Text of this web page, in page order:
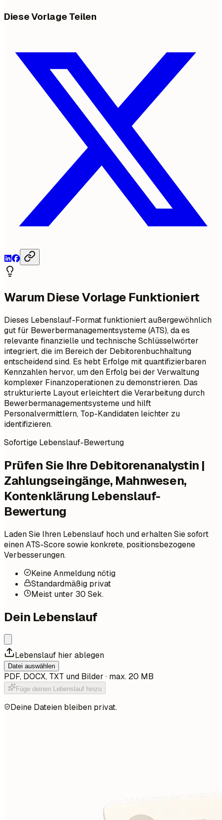
Diese Vorlage Teilen
Warum Diese Vorlage Funktioniert
Dieses Lebenslauf-Format funktioniert außergewöhnlich
gut für Bewerbermanagementsysteme (ATS), da es
relevante finanzielle und technische Schlüsselwörter
integriert, die im Bereich der Debitorenbuchhaltung
entscheidend sind. Es hebt Erfolge mit quantifizierbaren
Kennzahlen hervor, um den Erfolg bei der Verwaltung
komplexer Finanzoperationen zu demonstrieren. Das
strukturierte Layout erleichtert die Verarbeitung durch
Bewerbermanagementsysteme und hilft
Personalvermittlern, Top-Kandidaten leichter zu
identifizieren.
Sofortige Lebenslauf-Bewertung
Prüfen Sie Ihre Debitorenanalystin |
Zahlungseingänge, Mahnwesen,
Kontenklärung Lebenslauf-
Bewertung
Laden Sie Ihren Lebenslauf hoch und erhalten Sie sofort
einen ATS-Score sowie konkrete, positionsbezogene
Verbesserungen.
Keine Anmeldung nötig
Standardmäßig privat
Meist unter 30 Sek.
Dein Lebenslauf
Lebenslauf hier ablegen
Datei auswählen
PDF, DOCX, TXT und Bilder · max. 20 MB
Füge deinen Lebenslauf hinzu
Deine Dateien bleiben privat.